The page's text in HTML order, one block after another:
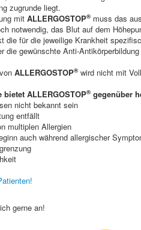
zugrunde liegt.
mit ALLERGOSTOP® muss das
notwendig, das Blut auf dem
die für die jeweilige Krankheit
die gewünschte Anti-
ALLERGOSTOP® wird nicht mit
bietet ALLERGOSTOP® gegenüber
nicht bekannt sein
entfällt
multiplen Allergien
auch während allergischer
gerne an!